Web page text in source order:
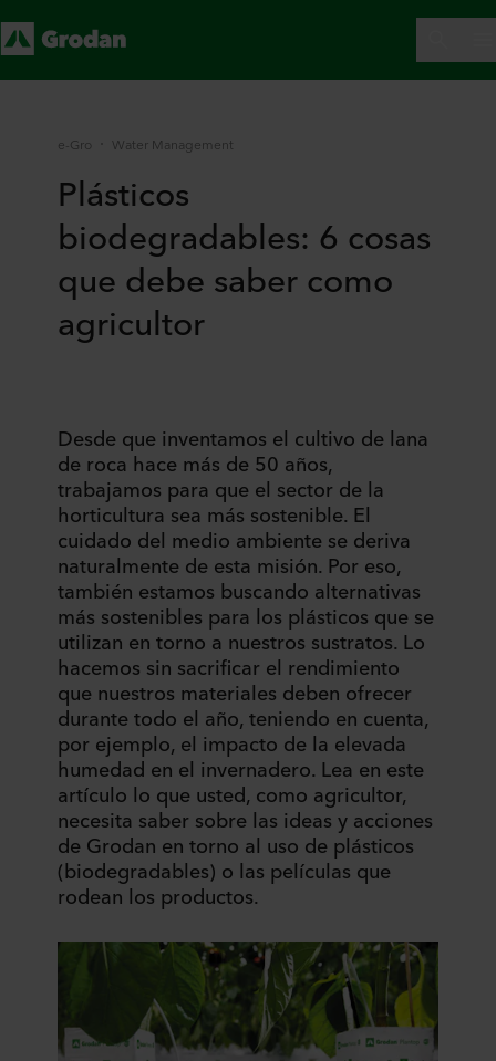
e-Gro Water Management
Plásticos
biodegradables: 6 cosas
que debe saber como
agricultor
Desde que inventamos el cultivo de lana
de roca hace más de 50 años,
trabajamos para que el sector de la
horticultura sea más sostenible. El
cuidado del medio ambiente se deriva
naturalmente de esta misión. Por eso,
también estamos buscando alternativas
más sostenibles para los plásticos que se
utilizan en torno a nuestros sustratos. Lo
hacemos sin sacrificar el rendimiento
que nuestros materiales deben ofrecer
durante todo el año, teniendo en cuenta,
por ejemplo, el impacto de la elevada
humedad en el invernadero. Lea en este
artículo lo que usted, como agricultor,
necesita saber sobre las ideas y acciones
de Grodan en torno al uso de plásticos
(biodegradables) o las películas que
rodean los productos.